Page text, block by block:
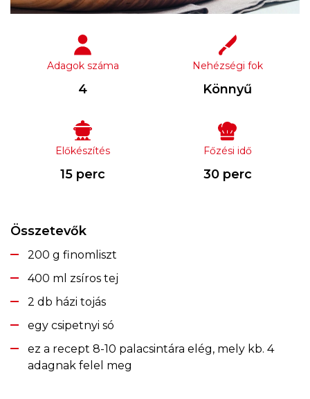
Adagok száma
4
Nehézségi fok
Könnyű
Előkészítés
15 perc
Főzési idő
30 perc
Összetevők
200 g finomliszt
400 ml zsíros tej
2 db házi tojás
egy csipetnyi só
ez a recept 8-10 palacsintára elég, mely kb. 4
adagnak felel meg